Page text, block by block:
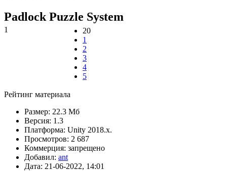
Padlock Puzzle System
1
20
1
2
3
4
5
Рейтинг материала
Размер: 22.3 Мб
Версия: 1.3
Платформа: Unity 2018.x.
Просмотров: 2 687
Коммерция: запрещено
Добавил: ant
Дата: 21-06-2022, 14:01